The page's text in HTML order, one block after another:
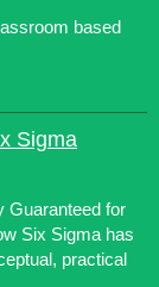
based
Sigma
Guaranteed for
Six Sigma has
practical